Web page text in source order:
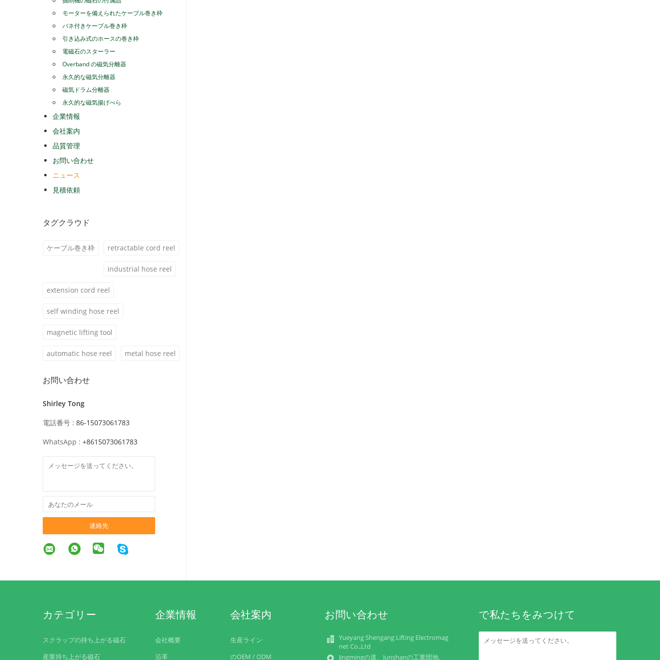
モーターを備えられたケーブル巻き枠
バネ付きケーブル巻き枠
引き込み式のホースの巻き枠
電磁石のスターラー
Overband の磁気分離器
永久的な磁気分離器
磁気ドラム分離器
永久的な磁気揚げべら
企業情報
会社案内
品質管理
お問い合わせ
ニュース
見積依頼
タグクラウド
ケーブル巻き枠 retractable cord reel
industrial hose reel
extension cord reel
self winding hose reel
magnetic lifting tool
automatic hose reel metal hose reel
お問い合わせ
Shirley Tong
電話番号 : 86-15073061783
WhatsApp : +8615073061783
連絡先
カテゴリー
スクラップの持ち上がる磁石
産業持ち上がる磁石
企業情報
会社概要
沿革
会社案内
生産ライン
のOEM / ODM
お問い合わせ
Yueyang Shengang Lifting Electromag
net Co.,Ltd
Jingmingの道、Junshanの工業団地、
で私たちをみつけて